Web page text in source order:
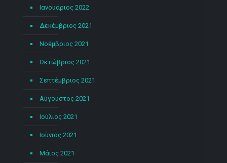
Ιανουάριος 2022
Δεκέμβριος 2021
Νοέμβριος 2021
Οκτώβριος 2021
Σεπτέμβριος 2021
Αύγουστος 2021
Ιούλιος 2021
Ιούνιος 2021
Μάιος 2021